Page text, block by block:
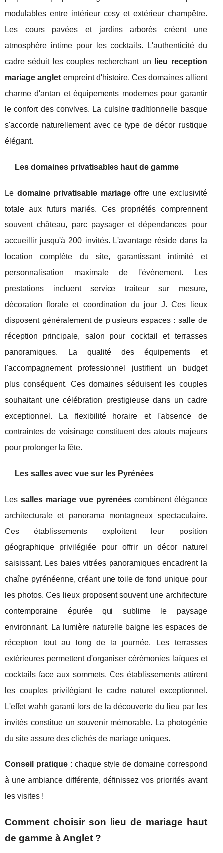
modulables entre intérieur cosy et extérieur champêtre.
Les cours pavées et jardins arborés créent une
atmosphère intime pour les cocktails. L'authenticité du
cadre séduit les couples recherchant un
lieu reception
mariage angletempreint d'histoire. Ces domaines allient
charme d'antan et équipements modernes pour garantir
le confort des convives. La cuisine traditionnelle basque
s'accorde naturellement avec ce type de décor rustique
élégant.
Les domaines privatisables haut de gamme
Le domaine privatisable mariageoffre une exclusivité
totale aux futurs mariés. Ces propriétés comprennent
souvent château, parc paysager et dépendances pour
accueillir jusqu'à 200 invités. L'avantage réside dans la
location complète du site, garantissant intimité et
personnalisation maximale de l'événement. Les
prestations incluent service traiteur sur mesure,
décoration florale et coordination du jour J. Ces lieux
disposent généralement de plusieurs espaces : salle de
réception principale, salon pour cocktail et terrasses
panoramiques. La qualité des équipements et
l'accompagnement professionnel justifient un budget
plus conséquent. Ces domaines séduisent les couples
souhaitant une célébration prestigieuse dans un cadre
exceptionnel. La flexibilité horaire et l'absence de
contraintes de voisinage constituent des atouts majeurs
pour prolonger la fête.
Les salles avec vue sur les Pyrénées
Les salles mariage vue pyrénéescombinent élégance
architecturale et panorama montagneux spectaculaire.
Ces établissements exploitent leur position
géographique privilégiée pour offrir un décor naturel
saisissant. Les baies vitrées panoramiques encadrent la
chaîne pyrénéenne, créant une toile de fond unique pour
les photos. Ces lieux proposent souvent une architecture
contemporaine épurée qui sublime le paysage
environnant. La lumière naturelle baigne les espaces de
réception tout au long de la journée. Les terrasses
extérieures permettent d'organiser cérémonies laïques et
cocktails face aux sommets. Ces établissements attirent
les couples privilégiant le cadre naturel exceptionnel.
L'effet wahh garanti lors de la découverte du lieu par les
invités constitue un souvenir mémorable. La photogénie
du site assure des clichés de mariage uniques.
Conseil pratique : chaque style de domaine correspond
à une ambiance différente, définissez vos priorités avant
les visites !
Comment choisir son lieu de mariage haut
de gamme à Anglet ?